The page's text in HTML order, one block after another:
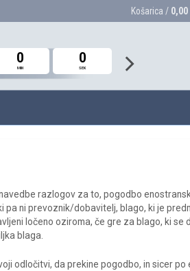
Košarica / 0,00
0
MIN
0
SEK
0
MIN
0
SEK
0
MIN
0
SEK
razlogov za to, pogodbo
pa ni prevoznik/dobavitelj, blago, ki je
ločeno oziroma, če gre za blago, ki se
blaga.
odločitvi, da prekine pogodbo, in sicer po